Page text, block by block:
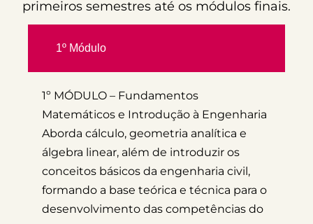
primeiros semestres até os módulos finais.
1º Módulo
1º MÓDULO – Fundamentos
Matemáticos e Introdução à Engenharia
Aborda cálculo, geometria analítica e
álgebra linear, além de introduzir os
conceitos básicos da engenharia civil,
formando a base teórica e técnica para o
desenvolvimento das competências do